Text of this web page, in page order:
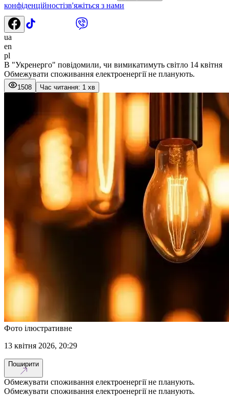
конфіденційностізв'яжіться з нами
ua
en
pl
В "Укренерго" повідомили, чи вимикатимуть світло 14 квітня
Обмежувати споживання електроенергії не планують.
1508 Час читання: 1 хв
Фото ілюстративне
13 квітня 2026, 20:29
Поширити
Обмежувати споживання електроенергії не планують.
Обмежувати споживання електроенергії не планують.